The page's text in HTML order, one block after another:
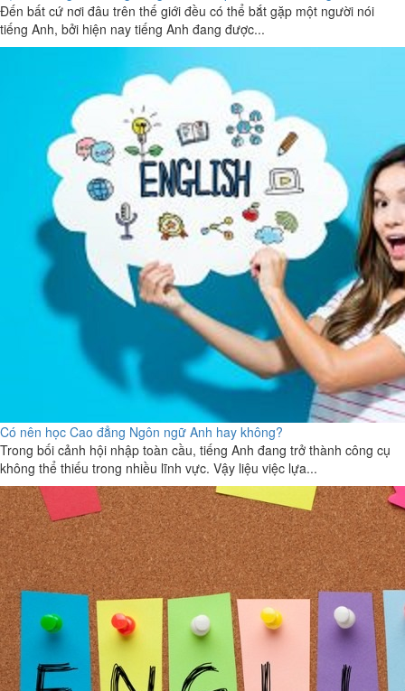
Đến bất cứ nơi đâu trên thế giới đều có thể bắt gặp một người nói
tiếng Anh, bởi hiện nay tiếng Anh đang được...
Có nên học Cao đẳng Ngôn ngữ Anh hay không?
Trong bối cảnh hội nhập toàn cầu, tiếng Anh đang trở thành công cụ
không thể thiếu trong nhiều lĩnh vực. Vậy liệu việc lựa...